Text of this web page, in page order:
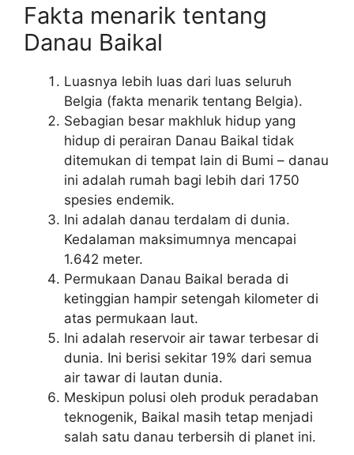
Fakta menarik tentang
Danau Baikal
Luasnya lebih luas dari luas seluruh
Belgia (fakta menarik tentang Belgia).
Sebagian besar makhluk hidup yang
hidup di perairan Danau Baikal tidak
ditemukan di tempat lain di Bumi – danau
ini adalah rumah bagi lebih dari 1750
spesies endemik.
Ini adalah danau terdalam di dunia.
Kedalaman maksimumnya mencapai
1.642 meter.
Permukaan Danau Baikal berada di
ketinggian hampir setengah kilometer di
atas permukaan laut.
Ini adalah reservoir air tawar terbesar di
dunia. Ini berisi sekitar 19% dari semua
air tawar di lautan dunia.
Meskipun polusi oleh produk peradaban
teknogenik, Baikal masih tetap menjadi
salah satu danau terbersih di planet ini.